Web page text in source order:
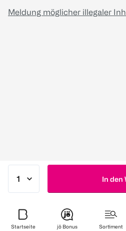
In den
Meldung möglicher illegaler
Startseite jö Bonus Sortiment